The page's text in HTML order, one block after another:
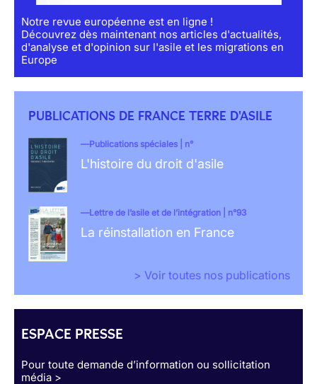
Notre revue européenne est en ligne !
Découvrez dès maintenant nos articles d'actualités,
d'analyse et d'opinion sur l'asile et les migrations en
Europe
PUBLICATIONS DE FRANCE TERRE D'ASILE
Publications spéciales | n°
L'histoire du droit d'asile
Lettre de l’asile et de l’intégration | n°93
La réinstallation en France
> Voir toutes nos publications
ESPACE PRESSE
Pour toute demande d’information ou sollicitation
média >